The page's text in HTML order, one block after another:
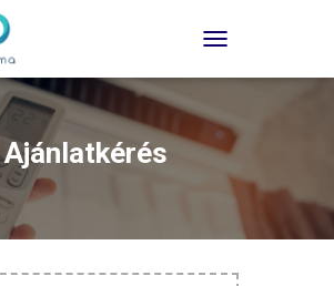
Ajánlatkérés